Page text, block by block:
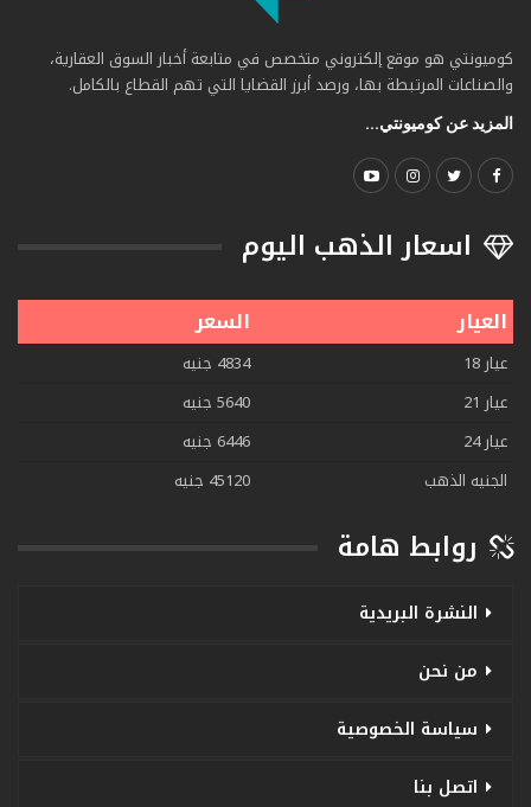
كوميونتي هو موقع إلكتروني متخصص في متابعة أخبار السوق العقارية،
والصناعات المرتبطة بها، ورصد أبرز القضايا التي تهم القطاع بالكامل.
المزيد عن كوميونتي...
اسعار الذهب اليوم
العيار السعر
عيار 18
4834 جنيه
عيار 21
5640 جنيه
عيار 24
6446 جنيه
الجنيه الذهب
45120 جنيه
روابط هامة
النشرة البريدية
من نحن
سياسة الخصوصية
اتصل بنا